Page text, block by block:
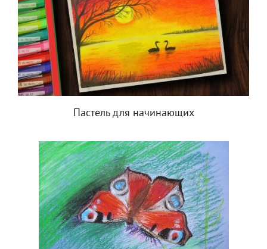
Пастель для начинающих